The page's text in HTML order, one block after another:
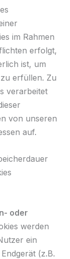
im Rahmen
erfolgt,
ist, um
erfüllen. Zu
verarbeitet
von unseren
auf.
oder
werden
ein
(z.B.